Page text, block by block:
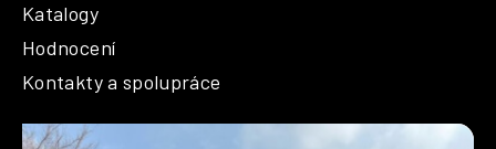
Katalogy
Hodnocení
Kontakty a spolupráce